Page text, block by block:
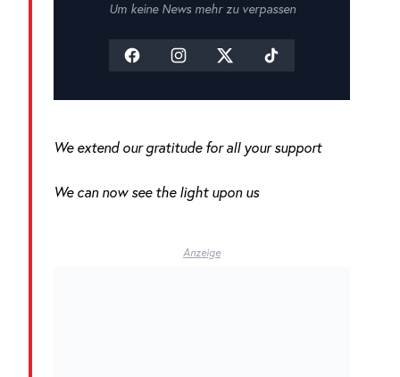
Um keine News mehr zu verpassen
We extend our gratitude for all your support
We can now see the light upon us
Anzeige